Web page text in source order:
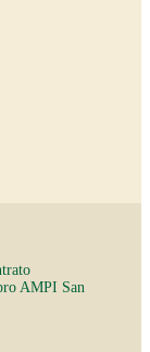
AMPI San